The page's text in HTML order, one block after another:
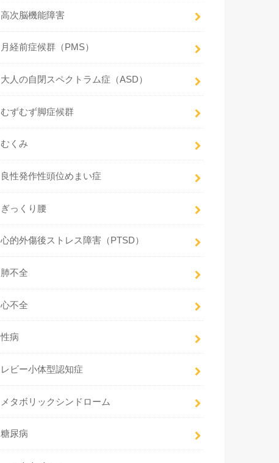
高次脳機能障害
月経前症候群（PMS）
大人の自閉スペクトラム症（ASD）
むずむず脚症候群
むくみ
良性発作性頭位めまい症
ぎっくり腰
心的外傷後ストレス障害（PTSD）
肺不全
心不全
性病
レビー小体型認知症
メタボリックシンドローム
糖尿病